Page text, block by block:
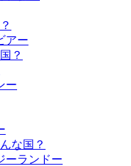
アー
？
ー
な国？
ーランドー